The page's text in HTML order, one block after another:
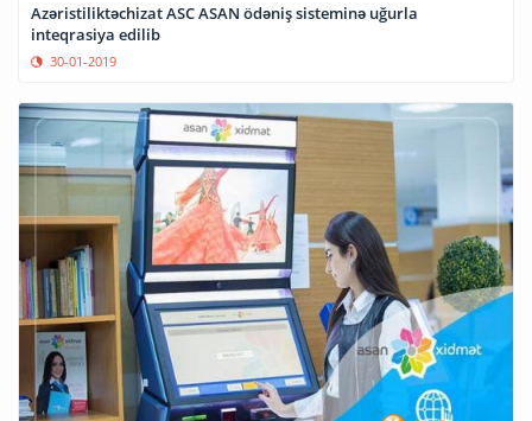
Azəristiliktəchizat ASC ASAN ödəniş sisteminə uğurla
inteqrasiya edilib
30-01-2019